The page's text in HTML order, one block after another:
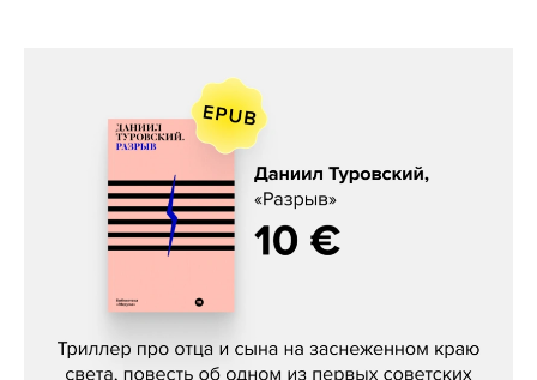
Даниил Туровский, «Разрыв»